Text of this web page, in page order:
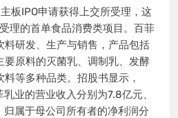
板IPO申请获得上交所受理，这
理的首单食品消费类项目。百菲
料研发、生产与销售，产品包括
要原料的灭菌乳、调制乳、发酵
等多种品类。招股书显示，
业的营业收入分别为7.8亿元、
属于母公司所有者的净利润分